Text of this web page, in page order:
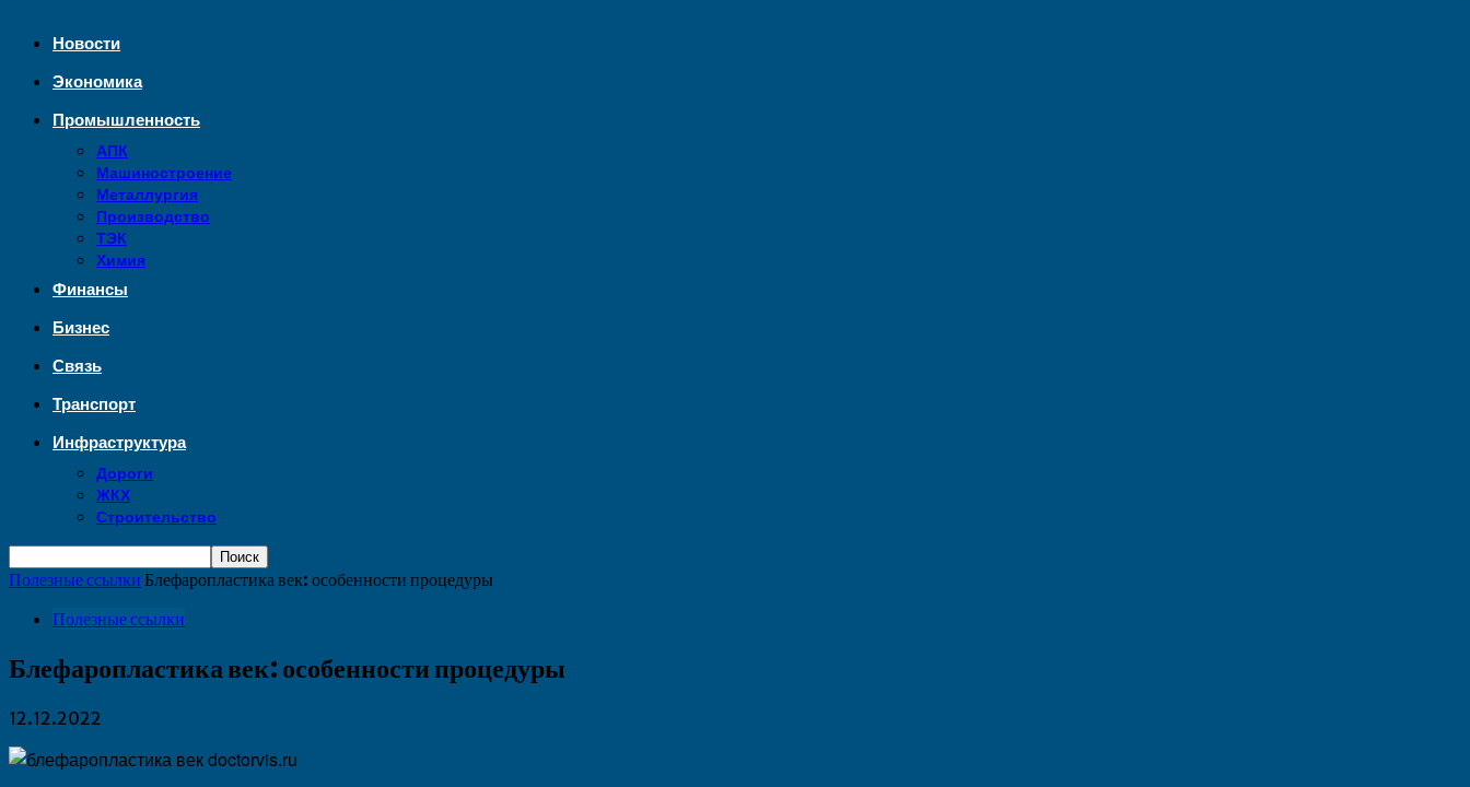
Новости
Экономика
Промышленность
АПК
Машиностроение
Металлургия
Производство
ТЭК
Химия
Финансы
Бизнес
Связь
Транспорт
Инфраструктура
Дороги
ЖКХ
Строительство
Полезные ссылки Блефаропластика век: особенности процедуры
Полезные ссылки
Блефаропластика век: особенности процедуры
12.12.2022